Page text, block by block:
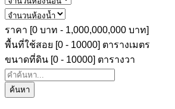
ราคา [0 บาท - 1,000,000,000 บาท]
พื้นที่ใช้สอย [0 - 10000] ตารางเมตร
ขนาดที่ดิน [0 - 10000] ตารางวา
ค้นหา